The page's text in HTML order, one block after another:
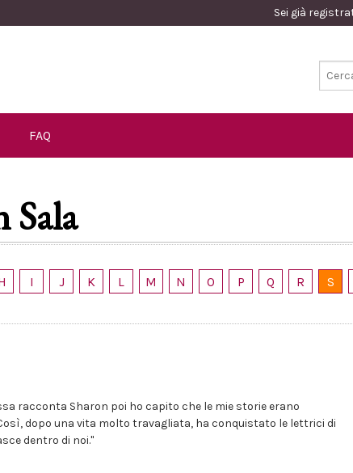
Sei già
FAQ
Sala
I J K L M N O P Q R S
racconta Sharon poi ho capito che le mie storie erano
dopo una vita molto travagliata, ha conquistato le lettrici di
dentro di noi."